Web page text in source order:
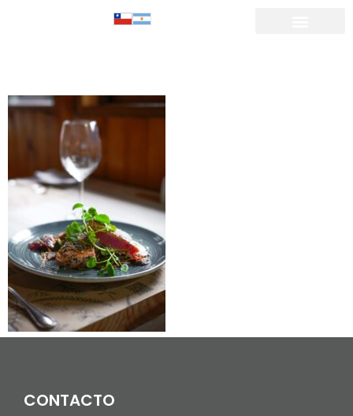
CONTACTO